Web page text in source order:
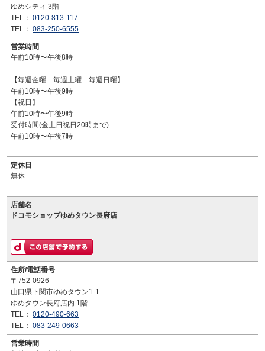
ゆめシティ 3階
TEL： 0120-813-117
TEL： 083-250-6555
営業時間
午前10時〜午後8時
【毎週金曜 毎週土曜 毎週日曜】
午前10時〜午後9時
【祝日】
午前10時〜午後9時
受付時間(金土日祝日20時まで)
午前10時〜午後7時
定休日
無休
店舗名
ドコモショップゆめタウン長府店
住所/電話番号
〒752-0926
山口県下関市ゆめタウン1-1
ゆめタウン長府店内 1階
TEL： 0120-490-663
TEL： 083-249-0663
営業時間